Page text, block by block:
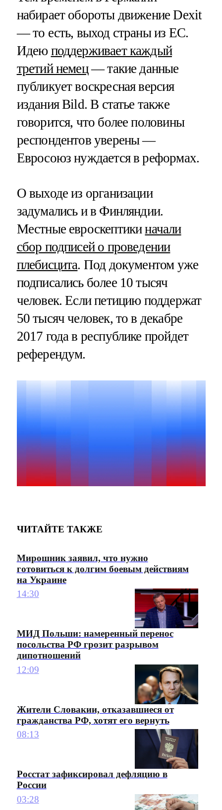
набирает обороты движение Dexit
— то есть, выход страны из ЕС.
Идею поддерживает каждый
третий немец— такие данные
публикует воскресная версия
издания Bild. В статье также
говорится, что более половины
респондентов уверены —
Евросоюз нуждается в реформах.
О выходе из организации
задумались и в Финляндии.
Местные евроскептикиначали
сбор подписей о проведении
плебисцита. Под документом уже
подписались более 10 тысяч
человек. Если петицию поддержат
50 тысяч человек, то в декабре
2017 года в республике пройдет
референдум.
ЧИТАЙТЕ ТАКЖЕ
Мирошник заявил, что нужно
готовиться к долгим боевым действиям
на Украине
14:30
МИД Польши: намеренный перенос
посольства РФ грозит разрывом
дипотношений
12:09
Жители Словакии, отказавшиеся от
гражданства РФ, хотят его вернуть
08:13
Росстат зафиксировал дефляцию в
России
03:28